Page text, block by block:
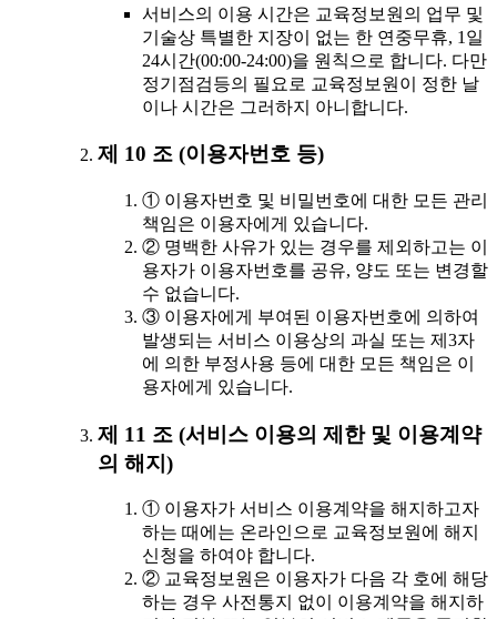
서비스의 이용 시간은 교육정보원의 업무 및
기술상 특별한 지장이 없는 한 연중무휴, 1일
24시간(00:00-24:00)을 원칙으로 합니다. 다만
정기점검등의 필요로 교육정보원이 정한 날
이나 시간은 그러하지 아니합니다.
제 10 조 (이용자번호 등)
① 이용자번호 및 비밀번호에 대한 모든 관리
책임은 이용자에게 있습니다.
② 명백한 사유가 있는 경우를 제외하고는 이
용자가 이용자번호를 공유, 양도 또는 변경할
수 없습니다.
③ 이용자에게 부여된 이용자번호에 의하여
발생되는 서비스 이용상의 과실 또는 제3자
에 의한 부정사용 등에 대한 모든 책임은 이
용자에게 있습니다.
제 11 조 (서비스 이용의 제한 및 이용계약
의 해지)
① 이용자가 서비스 이용계약을 해지하고자
하는 때에는 온라인으로 교육정보원에 해지
신청을 하여야 합니다.
② 교육정보원은 이용자가 다음 각 호에 해당
하는 경우 사전통지 없이 이용계약을 해지하